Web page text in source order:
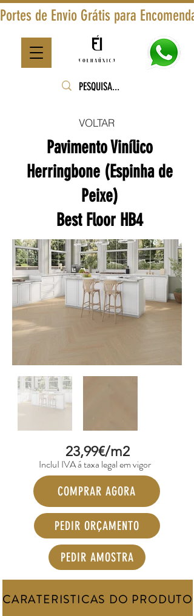
Portes de Envio Grátis para
VOLTAR
Pavimento Vinílico
Herringbone (Espinha de
Peixe)
Best Floor HB4
23,99€/m2
IncluI IVA á taxa legal em vigor
COMPRAR AGORA
PEDIR ORÇAMENTO
PEDIR AMOSTRA
CARATERISTICAS DO PRODUTO